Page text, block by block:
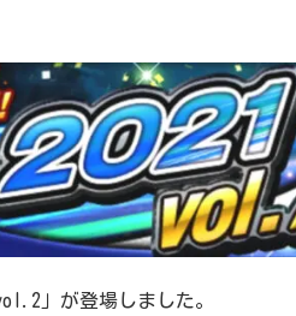
」が登場しました。